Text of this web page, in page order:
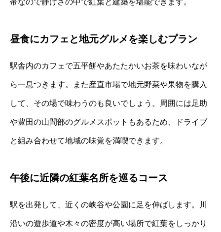
帯なので静けさの中で紅葉と建築を堪能できます。
昼食にカフェと地元グルメを楽しむプラン
駅舎内のカフェで五平餅やあたたかいお茶を味わいなが
ら一息つきます。また産直市場で地元野菜や果物を購入
して、その場で味わうのも良いでしょう。周囲には足助
や豊田の山間部のグルメスポットもあるため、ドライブ
と組み合わせて地域の味覚を満喫できます。
午後に近隣の紅葉名所を巡るコース
駅を出発して、近くの峡谷や公園に足を伸ばします。川
沿いの遊歩道や木々の密度が高い場所で紅葉をしっかり